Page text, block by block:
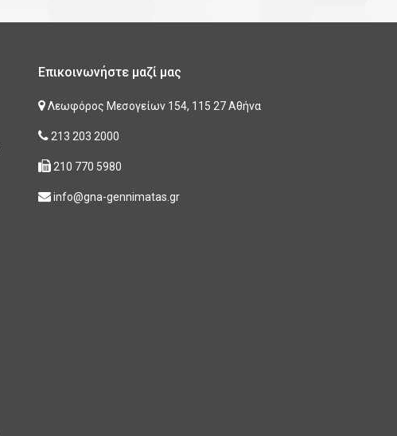
Επικοινωνήστε μαζί μας
Λεωφόρος Μεσογείων 154, 115 27 Αθήνα
213 203 2000
210 770 5980
info@gna-gennimatas.gr